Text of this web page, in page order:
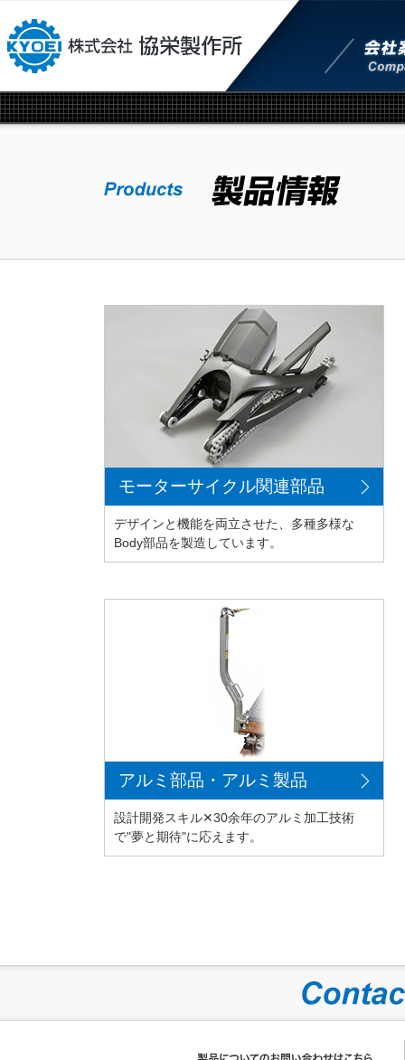
モーターサイクル関連部品
デザインと機能を両立させた、多種多様な
Body部品を製造しています。
アルミ部品・アルミ製品
設計開発スキル✕30余年のアルミ加工技術
で"夢と期待"に応えます。